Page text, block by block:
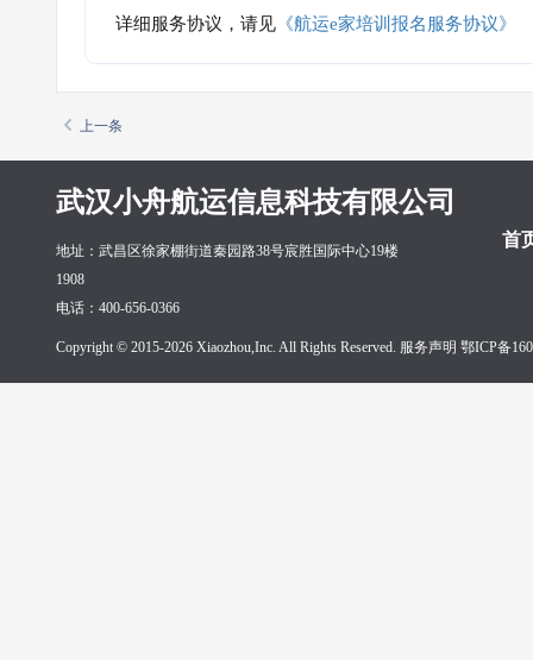
详细服务协议，请见 《航运e家培训报名服务协议》
上一条
武汉小舟航运信息科技有限公司
首
地址：武昌区徐家棚街道秦园路38号宸胜国际中心19楼
1908
电话：400-656-0366
Copyright © 2015-2026 Xiaozhou,Inc. All Rights Reserved. 服务声明 鄂ICP备